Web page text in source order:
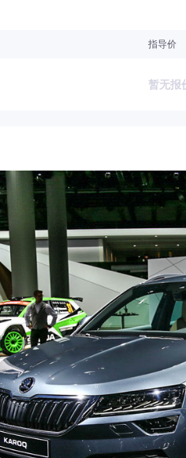
指导价
暂无报